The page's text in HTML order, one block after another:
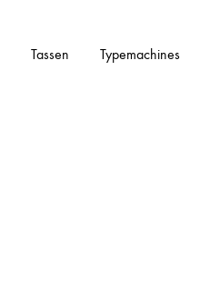
Tassen Typemachines